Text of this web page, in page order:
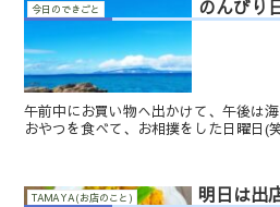
今日のできごと のんびり
午前中にお買い物へ出かけて、午後は
おやつを食べて、お相撲をした日曜日(
TAMAYA(お店のこと) 明日は出